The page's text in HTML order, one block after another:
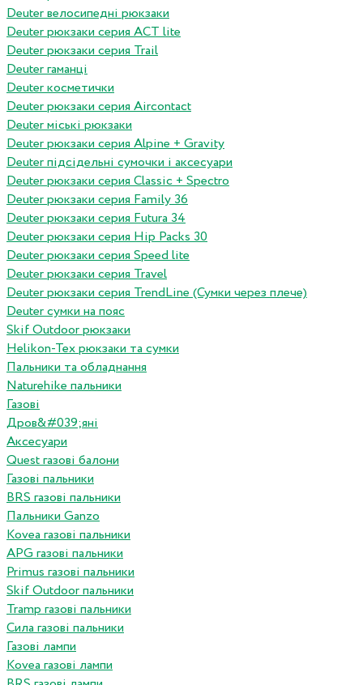
Deuter велосипедні рюкзаки
Deuter рюкзаки серия ACT lite
Deuter рюкзаки серия Trail
Deuter гаманці
Deuter косметички
Deuter рюкзаки серия Aircontact
Deuter міські рюкзаки
Deuter рюкзаки серия Alpine + Gravity
Deuter підсідельні сумочки і аксесуари
Deuter рюкзаки серия Classic + Spectro
Deuter рюкзаки серия Family 36
Deuter рюкзаки серия Futura 34
Deuter рюкзаки серия Hip Packs 30
Deuter рюкзаки серия Speed lite
Deuter рюкзаки серия Travel
Deuter рюкзаки серия TrendLine (Сумки через плече)
Deuter сумки на пояс
Skif Outdoor рюкзаки
Helikon-Tex рюкзаки та сумки
Пальники та обладнання
Naturehike пальники
Газові
Дров&#039;яні
Аксесуари
Quest газові балони
Газові пальники
BRS газові пальники
Пальники Ganzo
Kovea газові пальники
APG газові пальники
Primus газові пальники
Skif Outdoor пальники
Tramp газові пальники
Сила газові пальники
Газові лампи
Kovea газові лампи